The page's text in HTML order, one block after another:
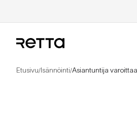
Etusivu/Isännöinti/